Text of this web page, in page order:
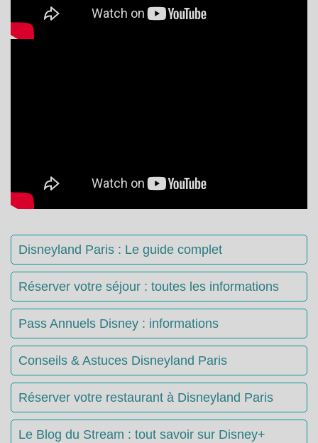
Disneyland Paris : Le guide complet
Réserver votre séjour : toutes les informations
Pass Annuels Disney : informations
Conseils & Astuces Disneyland Paris
Réserver votre restaurant à Disneyland Paris
Le Blog du Stream : tout savoir sur Disney+